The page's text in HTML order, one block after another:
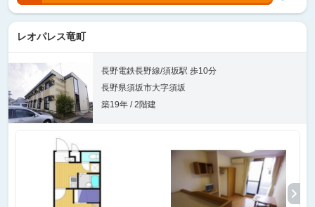
レオパレス竜町
長野電鉄長野線/須坂駅 歩10分
長野県須坂市大字須坂
築19年 / 2階建